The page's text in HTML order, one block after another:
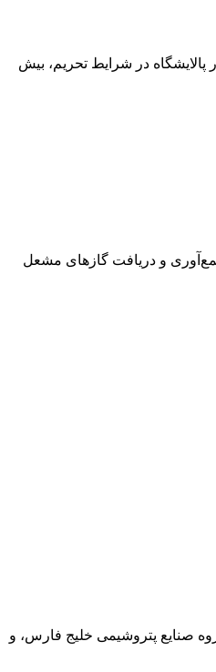
در شرایط تحریم، بیش
و دریافت گازهای مشعل
صنایع پتروشیمی خلیج فارس، و